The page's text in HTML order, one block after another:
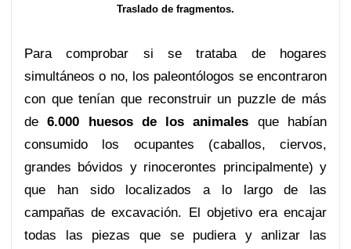
Traslado de fragmentos.
Para comprobar si se trataba de hogares
simultáneos o no, los paleontólogos se encontraron
con que tenían que reconstruir un puzzle de más
de6.000 huesos de los animales que habían
consumido los ocupantes (caballos, ciervos,
grandes bóvidos y rinocerontes principalmente) y
que han sido localizados a lo largo de las
campañas de excavación. El objetivo era encajar
todas las piezas que se pudiera y anlizar las